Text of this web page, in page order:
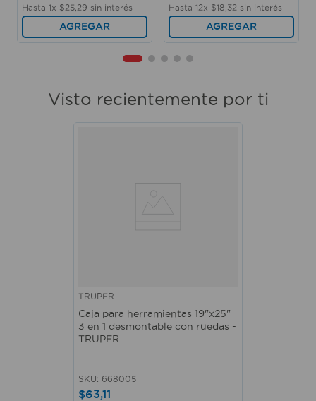
Hasta 1x $25 29 sin interés
AGREGAR
Hasta 12x $18 32 sin interés
AGREGAR
Visto recientemente por ti
TRUPER
Caja para herramientas 19"x25"
3 en 1 desmontable con ruedas -
TRUPER
SKU: 668005
$63,11